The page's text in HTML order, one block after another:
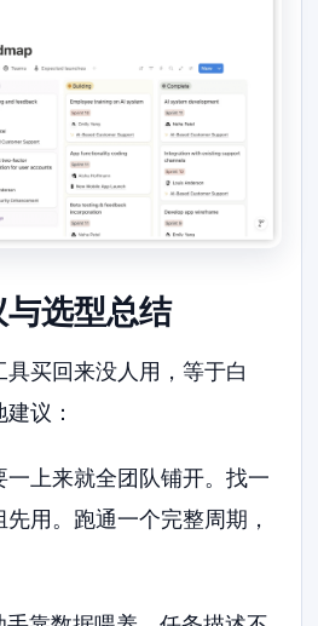
选型总结
买回来没人用，等于白
议：
上来就全团队铺开。找一
用。跑通一个完整周期，